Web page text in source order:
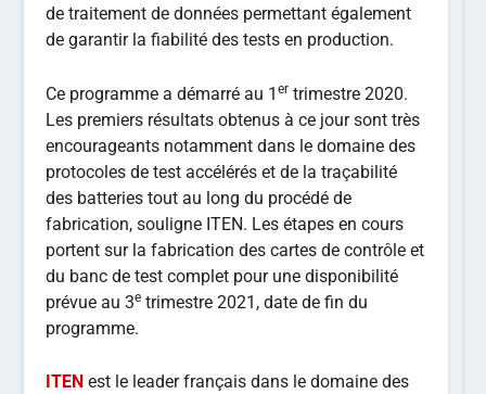
de traitement de données permettant également
de garantir la fiabilité des tests en production.
Ce programme a démarré au 1er trimestre 2020.
Les premiers résultats obtenus à ce jour sont très
encourageants notamment dans le domaine des
protocoles de test accélérés et de la traçabilité
des batteries tout au long du procédé de
fabrication, souligne ITEN. Les étapes en cours
portent sur la fabrication des cartes de contrôle et
du banc de test complet pour une disponibilité
prévue au 3e trimestre 2021, date de fin du
programme.
ITEN est le leader français dans le domaine des